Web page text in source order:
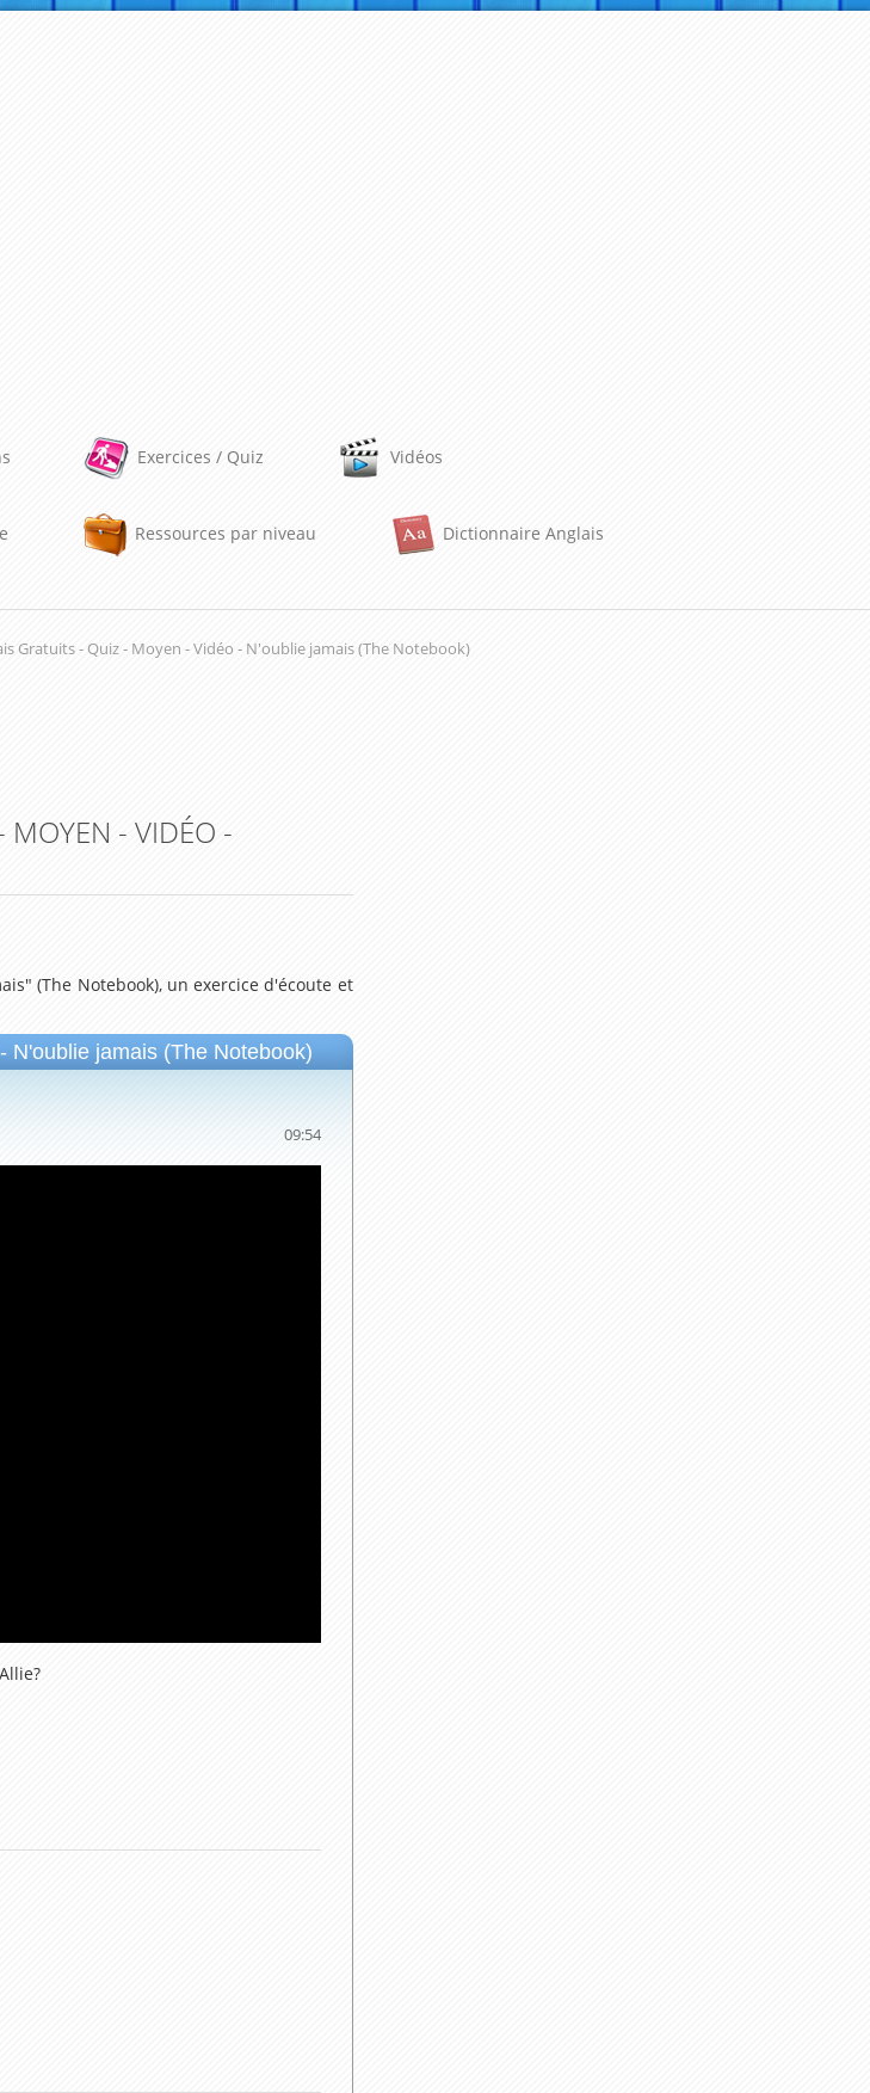
Exercices / Quiz Vidéos
Ressources par niveau Dictionnaire Anglais
Gratuits - Quiz - Moyen - Vidéo - N'oublie jamais (The Notebook)
MOYEN - VIDÉO -
(The Notebook), un exercice d'écoute et
N'oublie jamais (The Notebook)
09:53